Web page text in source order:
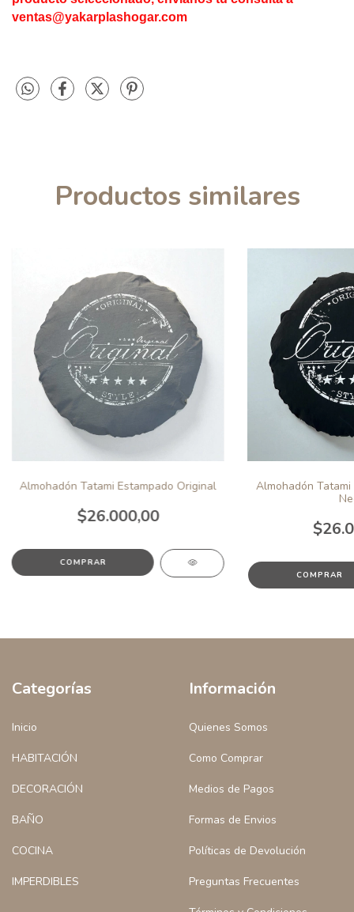
ventas@yakarplashogar.com
Productos similares
Almohadón Tatami Estampado Original
$26.000,00
COMPRAR
Almohadón
COMPRAR
Categorías
Inicio
HABITACIÓN
DECORACIÓN
BAÑO
COCINA
IMPERDIBLES
Información
Quienes Somos
Como Comprar
Medios de Pagos
Formas de Envios
Políticas de Devolución
Preguntas Frecuentes